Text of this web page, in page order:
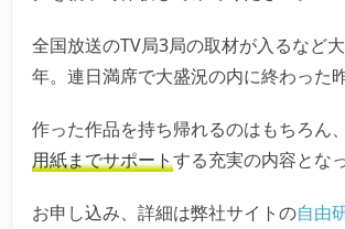
全国放送のTV局3局の取材が入るなど
年。連日満席で大盛況の内に終わった昨
作った作品を持ち帰れるのはもちろん、
用紙までサポートする充実の内容とな
お申し込み、詳細は弊社サイトの自由